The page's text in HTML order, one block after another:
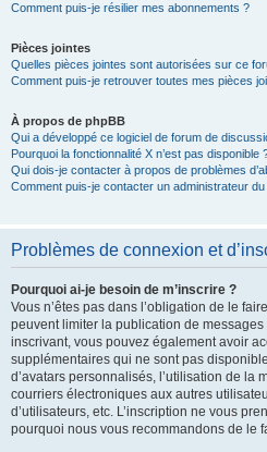
Comment puis-je résilier mes abonnements ?
Pièces jointes
Quelles pièces jointes sont autorisées sur ce
Comment puis-je retrouver toutes mes pièces
À propos de phpBB
Qui a développé ce logiciel de forum de
Pourquoi la fonctionnalité X n’est pas disponible
Qui dois-je contacter à propos de problèmes
Comment puis-je contacter un administrateur
Problèmes de connexion et
Pourquoi ai-je besoin de m’inscrire ?
Vous n’êtes pas dans l’obligation de le
peuvent limiter la publication de
inscrivant, vous pouvez également avoir
supplémentaires qui ne sont pas
d’avatars personnalisés, l’utilisation de la
courriers électroniques aux autres
d’utilisateurs, etc. L’inscription ne vous
pourquoi nous vous recommandons de le